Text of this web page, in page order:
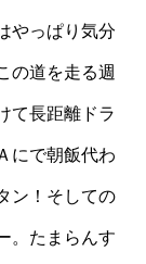
やっぱり気分
の道を走る週
て長距離ドラ
にで朝飯代わ
ン！そしての
。たまらんす